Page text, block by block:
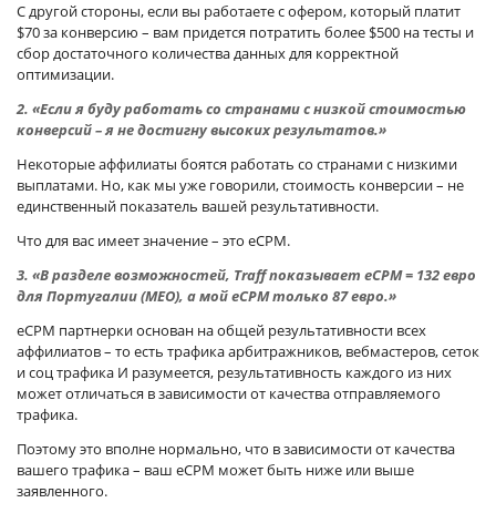
С другой стороны, если вы работаете с офером, который платит
$70 за конверсию – вам придется потратить более $500 на тесты и
сбор достаточного количества данных для корректной
оптимизации.
2. «Если я буду работать со странами с низкой стоимостью
конверсий – я не достигну высоких результатов.»
Некоторые аффилиаты боятся работать со странами с низкими
выплатами. Но, как мы уже говорили, стоимость конверсии – не
единственный показатель вашей результативности.
Что для вас имеет значение – это eCPM.
3. «В разделе возможностей, Traff показывает eCPM = 132 евро
для Португалии (МEO), а мой eCPM только 87 евро.»
eCPM партнерки основан на общей результативности всех
аффилиатов – то есть трафика арбитражников, вебмастеров, сеток
и соц трафика И разумеется, результативность каждого из них
может отличаться в зависимости от качества отправляемого
трафика.
Поэтому это вполне нормально, что в зависимости от качества
вашего трафика – ваш eCPM может быть ниже или выше
заявленного.